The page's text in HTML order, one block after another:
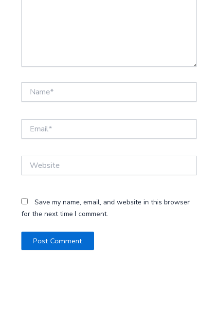
Save my name, email, and website in this browser
for the next time I comment.